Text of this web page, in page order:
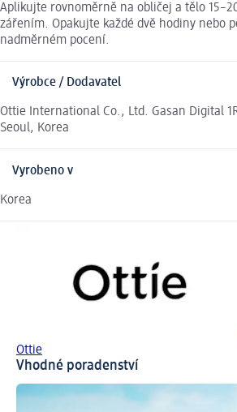
Aplikujte rovnoměrně na obličej a tělo
zářením. Opakujte každé dvě hodiny nebo
nadměrném pocení.
Výrobce / Dodavatel
Ottie International Co., Ltd. Gasan Digital
Seoul, Korea
Vyrobeno v
Korea
Ottie
Vhodné poradenství